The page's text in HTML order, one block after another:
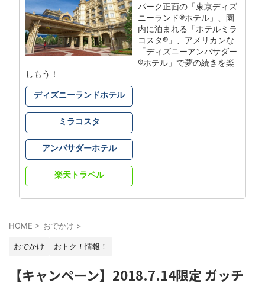
パーク正面の「東京ディズ
ニーランド®ホテル」、園
内に泊まれる「ホテルミラ
コスタ®」、アメリカンな
「ディズニーアンバサダー
®ホテル」で夢の続きを楽
しもう！
ディズニーランドホテル
ミラコスタ
アンバサダーホテル
楽天トラベル
HOME > おでかけ >
おでかけ おトク！情報！
【キャンペーン】2018.7.14限定 ガッチ